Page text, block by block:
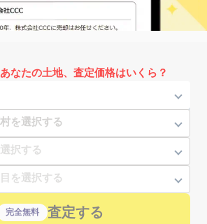
あなたの土地、査定価格はいくら？
完全無料 査定する